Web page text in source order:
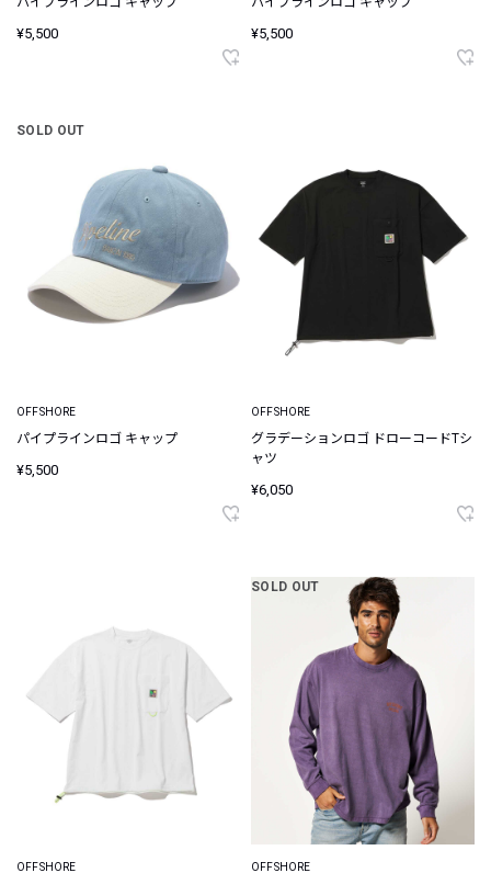
¥5,500 ¥5,500
SOLD OUT
OFFSHORE
パイプラインロゴ キャップ
¥5,500
OFFSHORE
グラデーションロゴ ドローコードTシ
ャツ
¥6,050
OFFSHORE
SOLD OUT
OFFSHORE